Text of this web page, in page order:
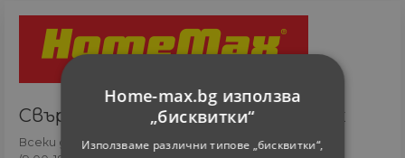
Свържете се с онлайн сътрудник
Всеки ден
Home-max.bg използва
„бисквитки“
Използваме различни типове „бисквитки“,